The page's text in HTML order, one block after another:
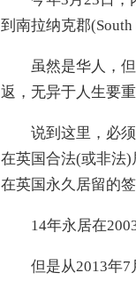
到南拉纳克郡(South
虽然是华人，但
返，无异于人生要重
说到这里，必须
在英国合法(或非法
在英国永久居留的
14年永居在2003
但是从2013年7月